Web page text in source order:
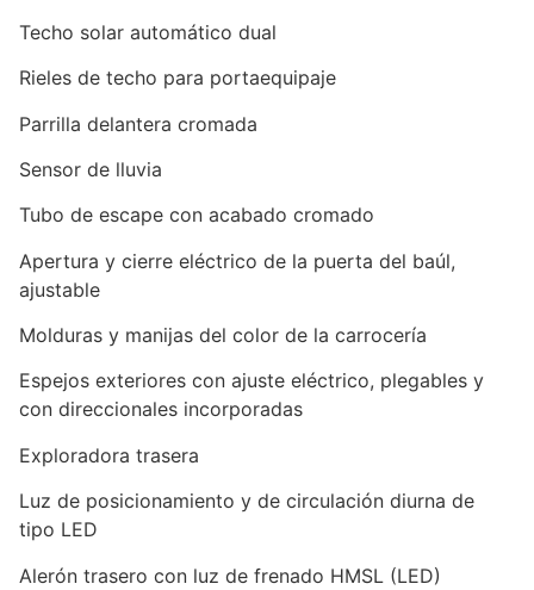
Techo solar automático dual
Rieles de techo para portaequipaje
Parrilla delantera cromada
Sensor de lluvia
Tubo de escape con acabado cromado
Apertura y cierre eléctrico de la puerta del baúl,
ajustable
Molduras y manijas del color de la carrocería
Espejos exteriores con ajuste eléctrico, plegables y
con direccionales incorporadas
Exploradora trasera
Luz de posicionamiento y de circulación diurna de
tipo LED
Alerón trasero con luz de frenado HMSL (LED)